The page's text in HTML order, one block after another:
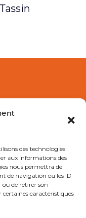
des technologies
aux informations des
nous permettra de
de navigation ou les ID
ou de retirer son
caractéristiques